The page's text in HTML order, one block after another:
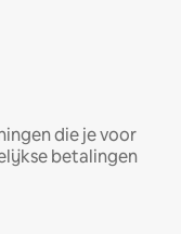
die je voor
betalingen